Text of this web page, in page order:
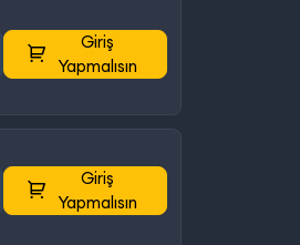
Giriş
Yapmalısın
Giriş
Yapmalısın